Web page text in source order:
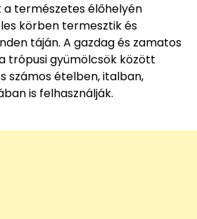
a természetes élőhelyén
körben termesztik és
táján. A gazdag és zamatos
trópusi gyümölcsök között
számos ételben, italban,
is felhasználják.